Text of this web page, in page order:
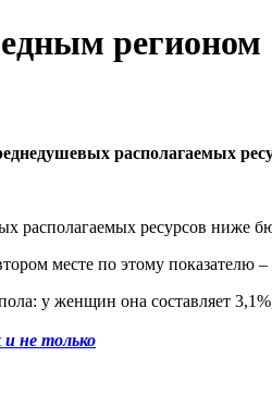
регионом
располагаемых
располагаемых ресурсов ниже
месте по этому показателю
у женщин она составляет
не только